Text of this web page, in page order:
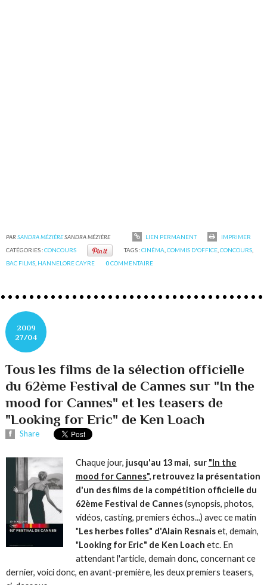
PARSANDRA MÉZIÈRESANDRA MÉZIÈRE LIEN PERMANENT
IMPRIMER
CATÉGORIES :CONCOURS TAGS :CINÉMA COMMIS D'OFFICE, CONCOURS,
BAC FILMS HANNELORE CAYRE 0COMMENTAIRE
2009
27/04
Tous les films de la sélection officielle
du 62ème Festival de Cannes sur "In the
mood for Cannes" et les teasers de
"Looking for Eric" de Ken Loach
Share
Chaque jour, jusqu'au 13 mai, sur "In the
mood for Cannes", retrouvez la présentation
d'un des films de la compétition officielle du
62ème Festival de Cannes(synopsis, photos,
vidéos, casting, premiers échos...) avec ce matin
"Les herbes folles" d'Alain Resnaiset, demain,
"Looking for Eric" de Ken Loach etc. En
attendant l'article, demain donc, concernant ce
dernier, voici donc, en avant-première, les deux premiers teasers,